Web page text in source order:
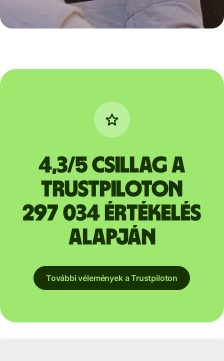
4,3/5 csillag a
Trustpiloton
297 034 értékelés
alapján
További vélemények a Trustpiloton